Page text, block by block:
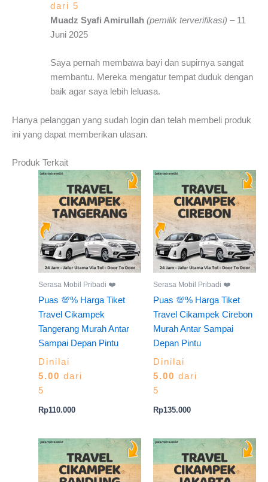
dari 5
Muadz Syafi Amirullah (pemilik terverifikasi) – 11
Juni 2025
Saya pernah membawa bayi dan supirnya sangat
membantu. Mereka mengatur tempat duduk dengan
baik agar saya lebih leluasa.
Hanya pelanggan yang sudah login dan telah membeli produk
ini yang dapat memberikan ulasan.
Produk Terkait
Serasa Mobil Pribadi ❤️
Puas 💯% Harga Tiket
Travel Cikampek
Tangerang Murah Antar
Sampai Depan Pintu
Dinilai
5.00 dari
5
Rp110.000
Serasa Mobil Pribadi ❤️
Puas 💯% Harga Tiket
Travel Cikampek Cirebon
Murah Antar Sampai
Depan Pintu
Dinilai
5.00 dari
5
Rp135.000